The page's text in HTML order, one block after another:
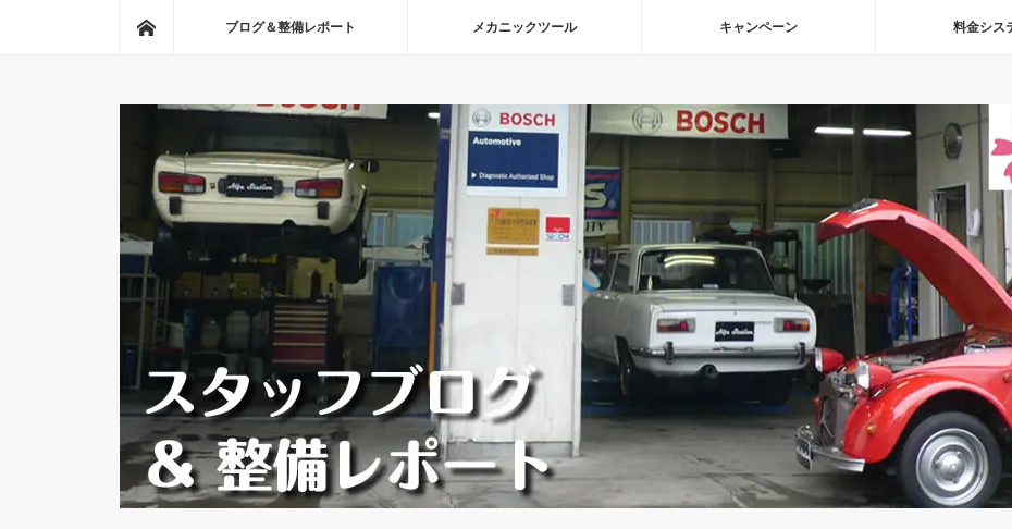
ブログ＆整備レポート メカニックツール キャンペーン 料金シス